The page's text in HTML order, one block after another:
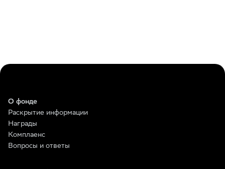
О фонде
Раскрытие информации
Награды
Комплаенс
Вопросы и ответы